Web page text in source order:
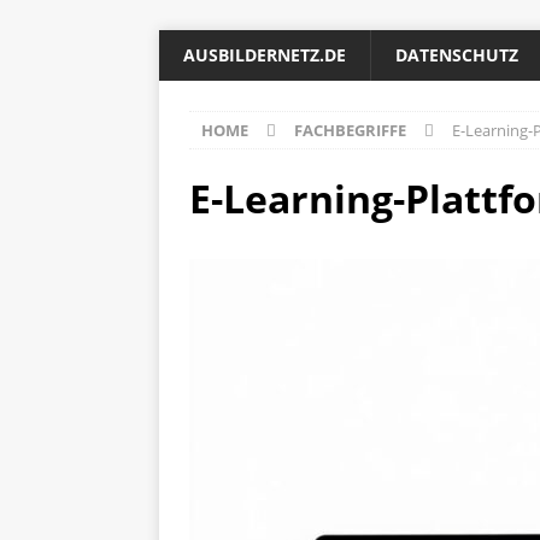
AUSBILDERNETZ.DE DATENSCHUTZ
HOME FACHBEGRIFFE E-
E-Learning-